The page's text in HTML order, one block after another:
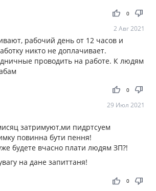
thumb_up thumb_down
0
2 Авг 2021
рабочий день от 12 часов и
никто не доплачивает.
проводить на работе. К людям
thumb_up thumb_down
0
29 Июл 2021
затримуют,ми пидртсуем
повинна бути пення!
будете вчасно плати людям ЗП?!
на дане запиттаня!
thumb_up thumb_down
0